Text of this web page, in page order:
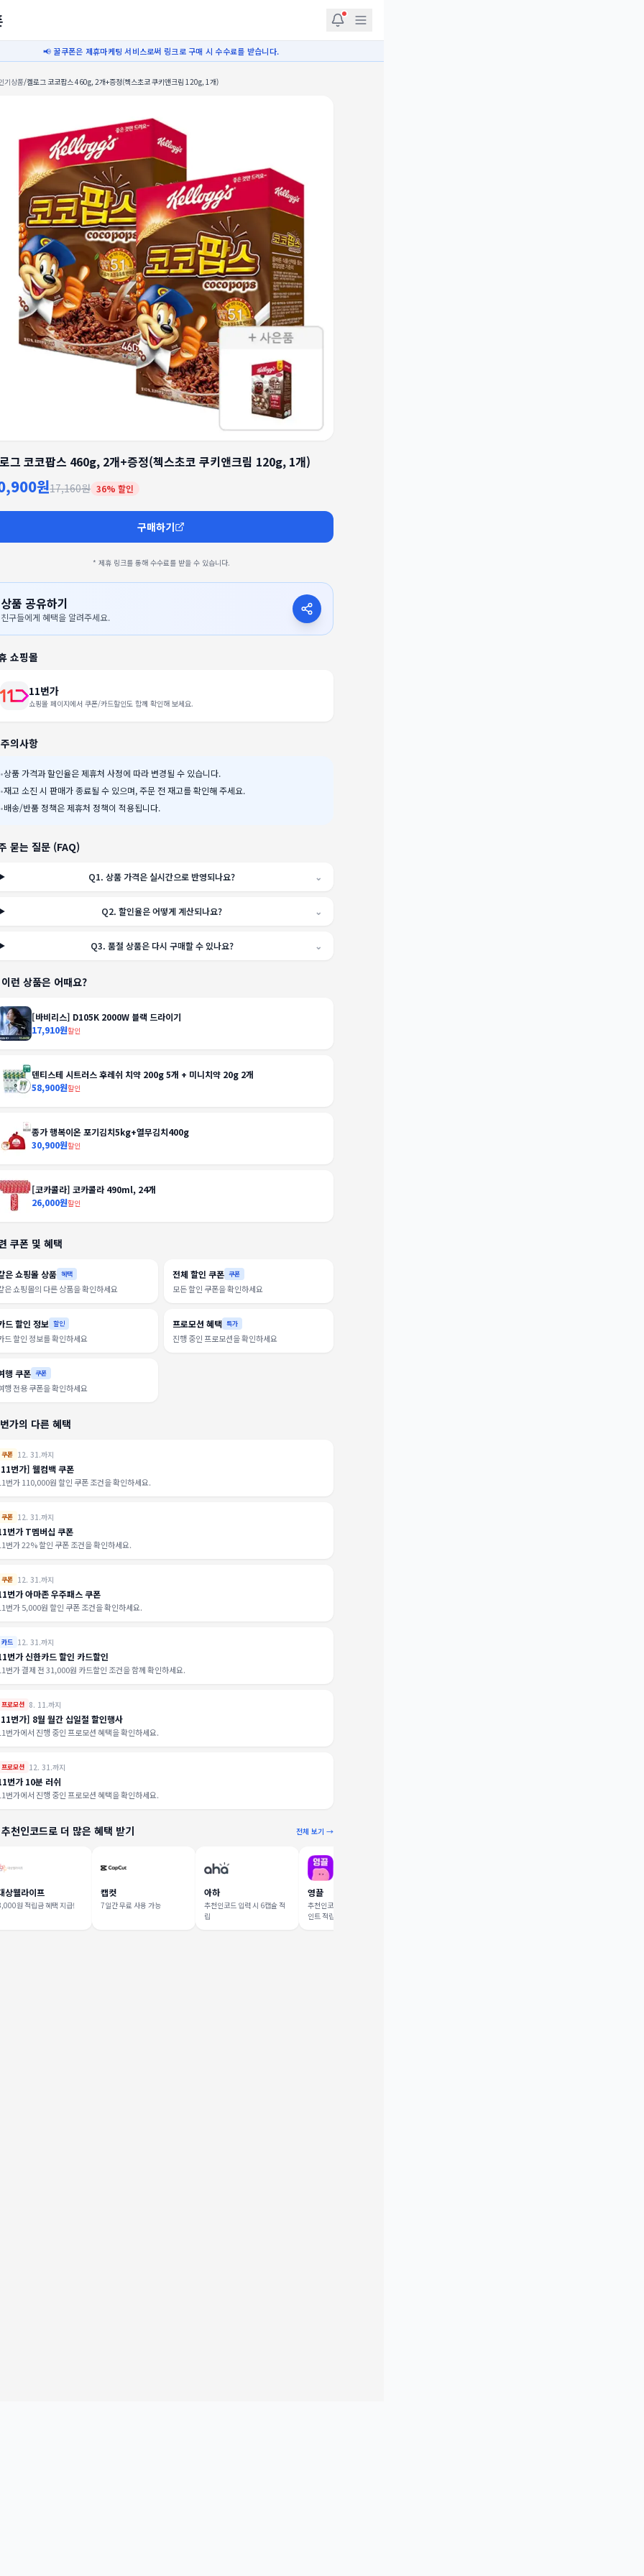
📢 꿀쿠폰은 제휴마케팅 서비스로써 링크로 구매 시 수수료를 받습니다.
기상품/켈로그 코코팝스 460g, 2개+증정(첵스초코 쿠키앤크림 120g, 1개)
그 코코팝스 460g, 2개+증정(첵스초코 쿠키앤크림 120g, 1개)
원17,160원 36% 할인
구매하기
* 제휴 링크를 통해 수수료를 받을 수 있습니다.
상품 공유하기
친구들에게 혜택을 알려주세요.
쇼핑몰
11번가
쇼핑몰 페이지에서 쿠폰/카드할인도 함께 확인해 보세요.
의사항
•상품 가격과 할인율은 제휴처 사정에 따라 변경될 수 있습니다.
•재고 소진 시 판매가 종료될 수 있으며, 주문 전 재고를 확인해 주세요.
•배송/반품 정책은 제휴처 정책이 적용됩니다.
묻는 질문 (FAQ)
Q1.상품 가격은 실시간으로 반영되나요? ⌄
Q2.할인율은 어떻게 계산되나요? ⌄
Q3. 품절 상품은 다시 구매할 수 있나요? ⌄
런 상품은 어때요?
[바비리스] D105K 2000W 블랙 드라이기
17,910원할인
덴티스테 시트러스 후레쉬 치약 200g 5개 + 미니치약 20g 2개
58,900원할인
종가 행복이온 포기김치5kg+열무김치400g
30,900원할인
[코카콜라] 코카콜라 490ml, 24개
26,000원할인
쿠폰 및 혜택
은 쇼핑몰 상품 혜택
은 쇼핑몰의 다른 상품을 확인하세요
전체 할인 쿠폰 쿠폰
모든 할인 쿠폰을 확인하세요
드 할인 정보 할인
드 할인 정보를 확인하세요
프로모션 혜택 특가
진행 중인 프로모션을 확인하세요
행 쿠폰 쿠폰
행 전용 쿠폰을 확인하세요
가의 다른 혜택
쿠폰 12. 31.까지
번가] 웰컴백 쿠폰
번가 110,000원 할인 쿠폰 조건을 확인하세요.
쿠폰 12. 31.까지
번가 T멤버십 쿠폰
번가 22% 할인 쿠폰 조건을 확인하세요.
쿠폰 12. 31.까지
번가 아마존 우주패스 쿠폰
번가 5,000원 할인 쿠폰 조건을 확인하세요.
카드 12. 31.까지
번가 신한카드 할인 카드할인
번가 결제 전 31,000원 카드할인 조건을 함께 확인하세요.
프로모션 8. 11.까지
번가] 8월 월간 십일절 할인행사
번가에서 진행 중인 프로모션 혜택을 확인하세요.
프로모션 12. 31.까지
번가 10분 러쉬
번가에서 진행 중인 프로모션 혜택을 확인하세요.
천인코드로 더 많은 혜택 받기 전체 보기 →
상웰라이프
원 적립금 혜택 지급!
캡컷
7일간 무료 사용 가능
아하
추천인코드 입력 시 6캡슐 적
립
영끌
추천인코드 입력 시 1,000 포
인트 적립